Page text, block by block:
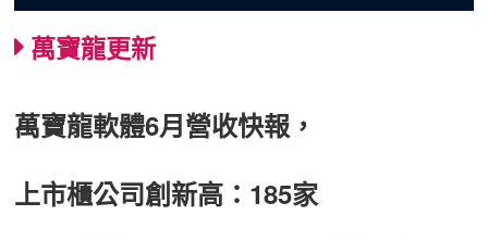
萬寶龍更新
萬寶龍軟體6月營收快報，
上市櫃公司創新高：185家